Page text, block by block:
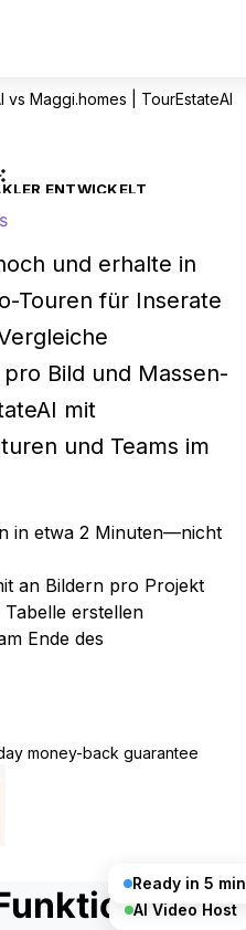
vs Maggi.homes | TourEstateAI
ENTWICKELT
und erhalte in
Touren für Inserate
Bild und Massen-
mit
und Teams im
in etwa 2 Minuten—nicht
an Bildern pro Projekt
erstellen
Ende des
money-back guarantee
AI Video Host
Ready in 5 min